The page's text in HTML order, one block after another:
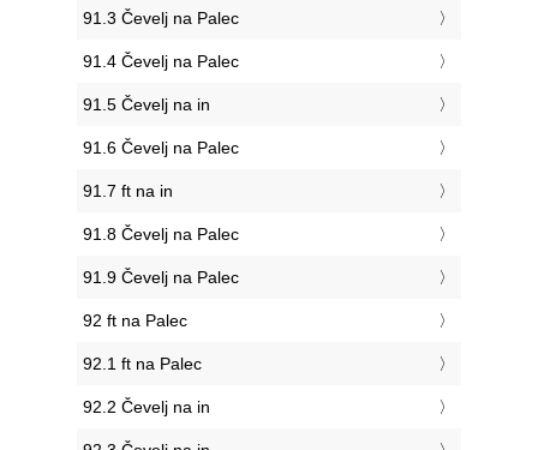
91.3 Čevelj na Palec
91.4 Čevelj na Palec
91.5 Čevelj na in
91.6 Čevelj na Palec
91.7 ft na in
91.8 Čevelj na Palec
91.9 Čevelj na Palec
92 ft na Palec
92.1 ft na Palec
92.2 Čevelj na in